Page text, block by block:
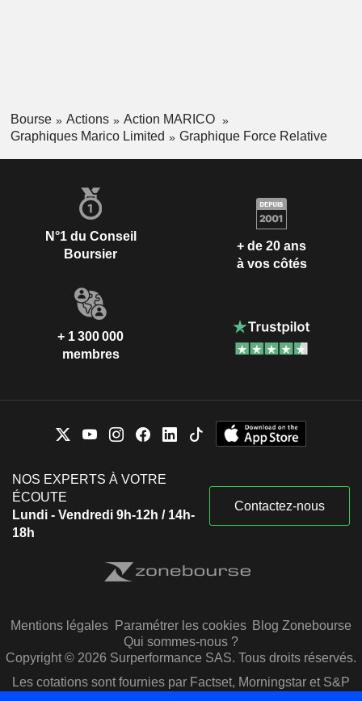
Bourse Actions
Action MARICO
Graphiques Marico Limited
Graphique Force Relative
N°1 du Conseil
Boursier
+ de 20 ans
à vos côtés
+ 1 300 000
membres
NOS EXPERTS À VOTRE
ÉCOUTE
Lundi - Vendredi 9h-12h / 14h-
18h
Contactez-nous
Mentions légales Paramétrer les cookies Blog Zonebourse
Qui sommes-nous ?
Copyright © 2026 Surperformance SAS. Tous droits réservés.
Les cotations sont fournies par Factset, Morningstar et S&P